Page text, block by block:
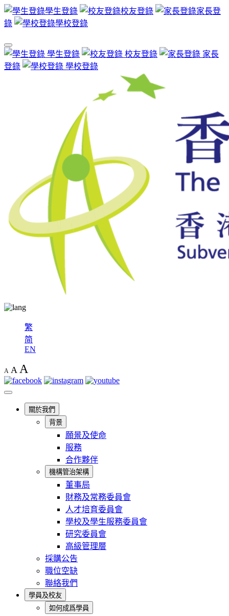
學生登錄 校友登錄
家長登
錄
學校登錄
學生登錄 校友登錄
家長
登錄
學校登錄
繁
简
EN
A A A
關於我們
背景
願景及使命
服務
合作夥伴
機構管治架構
董事局
財務及常務委員會
人才培育委員會
學校及學生服務委員會
研究委員會
高級管理層
採購公告
職位空缺
聯絡我們
學員及校友
如何成爲學員